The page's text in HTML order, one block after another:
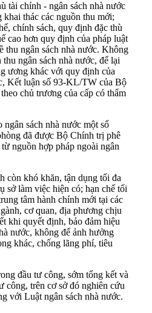
tài chính - ngân sách nhà nước
khai thác các nguồn thu mới;
chính sách, quy định đặc thù
cao hơn quy định của pháp luật
thu ngân sách nhà nước. Không
ngân sách nhà nước, để lại
ương khác với quy định của
Kết luận số 93-KL/TW của Bộ
chủ trương của cấp có thẩm
sách nhà nước một số
đã được Bộ Chính trị phê
nguồn hợp pháp ngoài ngân
còn khó khăn, tận dụng tối đa
sở làm việc hiện có; hạn chế tối
tâm hành chính mới tại các
cơ quan, địa phương chịu
khi quyết định, bảo đảm hiệu
nước, không để ảnh hưởng
khác, chống lãng phí, tiêu
đầu tư công, sớm tổng kết và
công, trên cơ sở đó nghiên cứu
với Luật ngân sách nhà nước.